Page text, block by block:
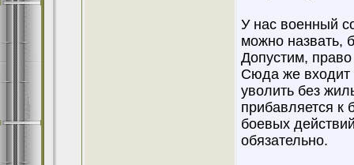
У нас военный
можно назвать,
Допустим,
Сюда же входит
уволить без
прибавляется к
боевых
обязательно.